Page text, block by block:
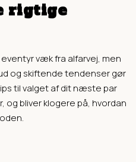
rigtige
væk fra alfarvej, men
og skiftende tendenser gør
til valget af dit næste par
og bliver klogere på, hvordan